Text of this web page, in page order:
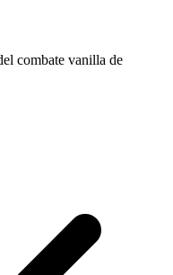
combate vanilla de